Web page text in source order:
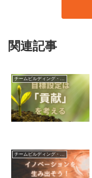
関連記事
チームビルディング・組織活性化